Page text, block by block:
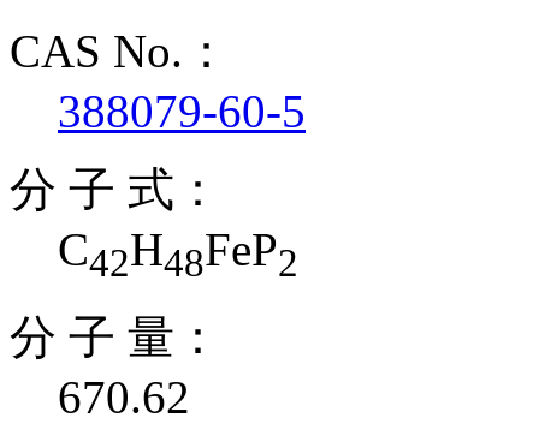
CAS No.：
388079-60-5
分 子 式：
C42H48FeP2
分 子 量：
670.62